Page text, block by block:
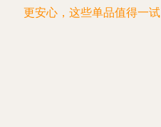
更安心，这些单品值得一试